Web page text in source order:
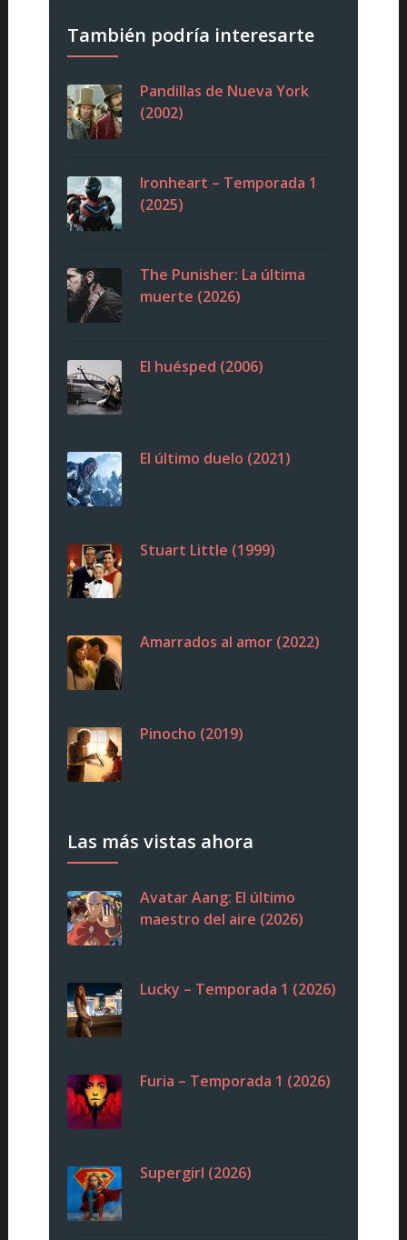
También podría interesarte
Pandillas de Nueva York
(2002)
Ironheart – Temporada 1
(2025)
The Punisher: La última
muerte (2026)
El huésped (2006)
El último duelo (2021)
Stuart Little (1999)
Amarrados al amor (2022)
Pinocho (2019)
Las más vistas ahora
Avatar Aang: El último
maestro del aire (2026)
Lucky – Temporada 1 (2026)
Furia – Temporada 1 (2026)
Supergirl (2026)